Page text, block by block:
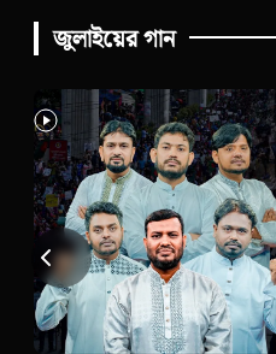
জুলাইয়ের গান